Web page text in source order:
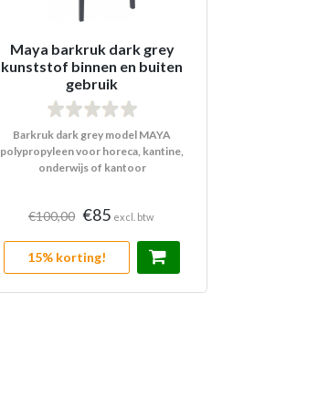
Maya barkruk dark grey
kunststof binnen en buiten
gebruik
Barkruk dark grey model MAYA
polypropyleen voor horeca, kantine,
onderwijs of kantoor
€100,00 €85 excl. btw
15% korting!